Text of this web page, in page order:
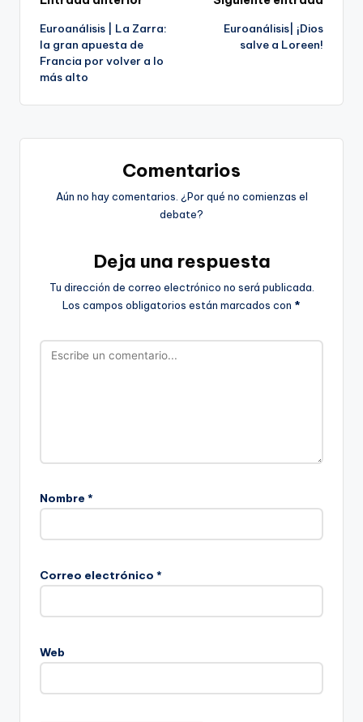
de
entradas
Euroanálisis | La Zarra:
la gran apuesta de
Francia por volver a lo
más alto
Euroanálisis| ¡Dios
salve a Loreen!
Comentarios
Aún no hay comentarios. ¿Por qué no comienzas el
debate?
Deja una respuesta
Tu dirección de correo electrónico no será publicada.
Los campos obligatorios están marcados con *
Nombre *
Correo electrónico *
Web